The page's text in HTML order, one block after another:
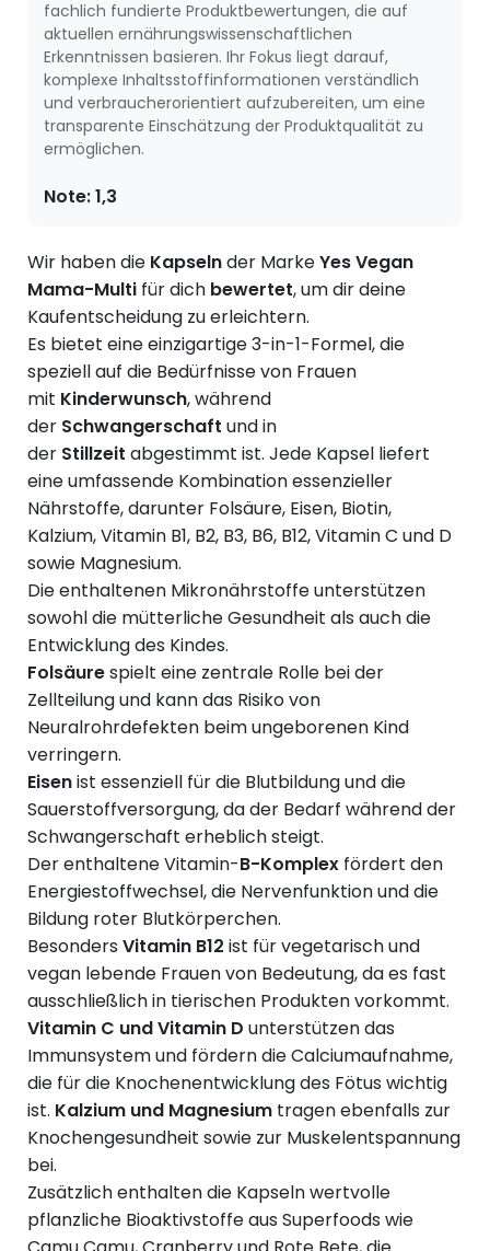
fachlich fundierte Produktbewertungen, die auf
aktuellen ernährungswissenschaftlichen
Erkenntnissen basieren. Ihr Fokus liegt darauf,
komplexe Inhaltsstoffinformationen verständlich
und verbraucherorientiert aufzubereiten, um eine
transparente Einschätzung der Produktqualität zu
ermöglichen.
Note:1,3
Wir haben die Kapselnder MarkeYes Vegan
Mama-Multi für dich bewertet, um dir deine
Kaufentscheidung zu erleichtern.
Es bietet eine einzigartige 3-in-1-Formel, die
speziell auf die Bedürfnisse von Frauen
mit Kinderwunsch, während
der Schwangerschaft und in
der Stillzeit abgestimmt ist. Jede Kapsel liefert
eine umfassende Kombination essenzieller
Nährstoffe, darunter Folsäure, Eisen, Biotin,
Kalzium, Vitamin B1, B2, B3, B6, B12, Vitamin C und D
sowie Magnesium.
Die enthaltenen Mikronährstoffe unterstützen
sowohl die mütterliche Gesundheit als auch die
Entwicklung des Kindes.
Folsäurespielt eine zentrale Rolle bei der
Zellteilung und kann das Risiko von
Neuralrohrdefekten beim ungeborenen Kind
verringern.
Eisenist essenziell für die Blutbildung und die
Sauerstoffversorgung, da der Bedarf während der
Schwangerschaft erheblich steigt.
Der enthaltene Vitamin-B-Komplex fördert den
Energiestoffwechsel, die Nervenfunktion und die
Bildung roter Blutkörperchen.
Besonders Vitamin B12 ist für vegetarisch und
vegan lebende Frauen von Bedeutung, da es fast
ausschließlich in tierischen Produkten vorkommt.
Vitamin C und Vitamin D unterstützen das
Immunsystem und fördern die Calciumaufnahme,
die für die Knochenentwicklung des Fötus wichtig
ist. Kalzium und Magnesium tragen ebenfalls zur
Knochengesundheit sowie zur Muskelentspannung
bei.
Zusätzlich enthalten die Kapseln wertvolle
pflanzliche Bioaktivstoffe aus Superfoods wie